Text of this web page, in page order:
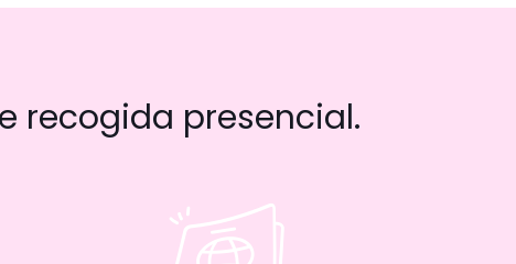
recogida presencial.